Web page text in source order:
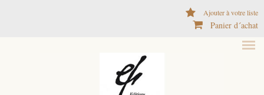
Ajouter à votre liste
Panier d´achat